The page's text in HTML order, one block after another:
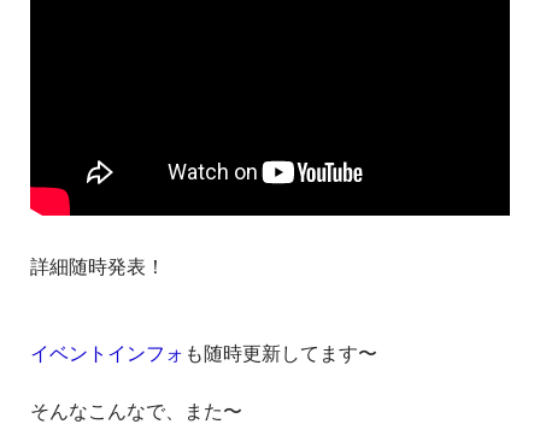
詳細随時発表！
イベントインフォ も随時更新してます〜
そんなこんなで、また〜